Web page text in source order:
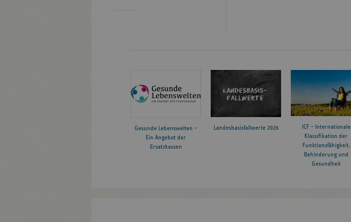
Gesunde Lebenswelten –
Ein Angebot der
Ersatzkassen
Landesbasisfallwerte 2026
ICF – Internationale
Klassifikation der
Funktionsfähigkeit,
Behinderung und
Gesundheit